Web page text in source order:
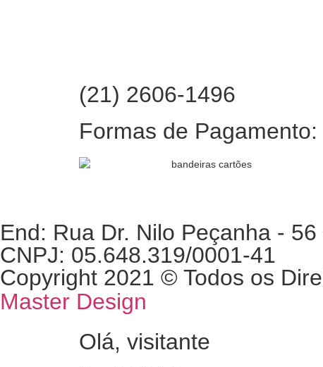
(21) 2606-1496
Formas de Pagamento:
End: Rua Dr. Nilo Peçanha -
CNPJ: 05.648.319/0001-41
Copyright 2021 © Todos os
Master Design
Olá, visitante